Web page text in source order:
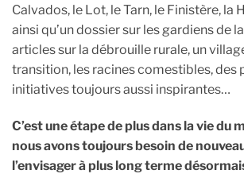
Calvados, le Lot, le Tarn, le Finistère, la
ainsi qu’un dossier sur les gardiens de
articles sur la débrouille rurale, un
transition, les racines comestibles, des
initiatives toujours aussi inspirantes…
C’est une étape de plus dans la vie du
nous avons toujours besoin de
l’envisager à plus long terme